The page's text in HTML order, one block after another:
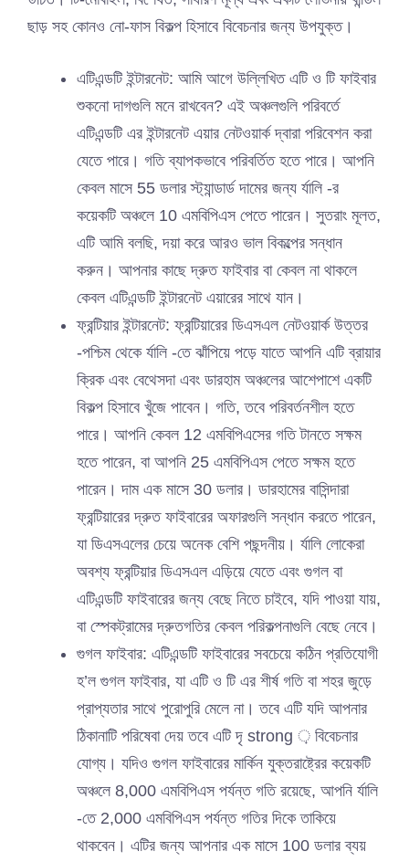
ছাড় সহ কোনও নো-ফাস বিকল্প হিসাবে বিবেচনার জন্য উপযুক্ত।
এটিএন্ডটি ইন্টারনেট: আমি আগে উল্লিখিত এটি ও টি ফাইবার
শুকনো দাগগুলি মনে রাখবেন? এই অঞ্চলগুলি পরিবর্তে
এটিএন্ডটি এর ইন্টারনেট এয়ার নেটওয়ার্ক দ্বারা পরিবেশন করা
যেতে পারে। গতি ব্যাপকভাবে পরিবর্তিত হতে পারে। আপনি
কেবল মাসে 55 ডলার স্ট্যান্ডার্ড দামের জন্য র্যালি -র
কয়েকটি অঞ্চলে 10 এমবিপিএস পেতে পারেন। সুতরাং মূলত,
এটি আমি বলছি, দয়া করে আরও ভাল বিকল্পের সন্ধান
করুন। আপনার কাছে দ্রুত ফাইবার বা কেবল না থাকলে
কেবল এটিএন্ডটি ইন্টারনেট এয়ারের সাথে যান।
ফ্রন্টিয়ার ইন্টারনেট: ফ্রন্টিয়ারের ডিএসএল নেটওয়ার্ক উত্তর
-পশ্চিম থেকে র্যালি -তে ঝাঁপিয়ে পড়ে যাতে আপনি এটি ব্রায়ার
ক্রিক এবং বেথেসদা এবং ডারহাম অঞ্চলের আশেপাশে একটি
বিকল্প হিসাবে খুঁজে পাবেন। গতি, তবে পরিবর্তনশীল হতে
পারে। আপনি কেবল 12 এমবিপিএসের গতি টানতে সক্ষম
হতে পারেন, বা আপনি 25 এমবিপিএস পেতে সক্ষম হতে
পারেন। দাম এক মাসে 30 ডলার। ডারহামের বাসিন্দারা
ফ্রন্টিয়ারের দ্রুত ফাইবারের অফারগুলি সন্ধান করতে পারেন,
যা ডিএসএলের চেয়ে অনেক বেশি পছন্দনীয়। র্যালি লোকেরা
অবশ্য ফ্রন্টিয়ার ডিএসএল এড়িয়ে যেতে এবং গুগল বা
এটিএন্ডটি ফাইবারের জন্য বেছে নিতে চাইবে, যদি পাওয়া যায়,
বা স্পেকট্রামের দ্রুতগতির কেবল পরিকল্পনাগুলি বেছে নেবে।
গুগল ফাইবার: এটিএন্ডটি ফাইবারের সবচেয়ে কঠিন প্রতিযোগী
হ’ল গুগল ফাইবার, যা এটি ও টি এর শীর্ষ গতি বা শহর জুড়ে
প্রাপ্যতার সাথে পুরোপুরি মেলে না। তবে এটি যদি আপনার
ঠিকানাটি পরিষেবা দেয় তবে এটি দৃ strong ় বিবেচনার
যোগ্য। যদিও গুগল ফাইবারের মার্কিন যুক্তরাষ্ট্রের কয়েকটি
অঞ্চলে 8,000 এমবিপিএস পর্যন্ত গতি রয়েছে, আপনি র্যালি
-তে 2,000 এমবিপিএস পর্যন্ত গতির দিকে তাকিয়ে
থাকবেন। এটির জন্য আপনার এক মাসে 100 ডলার ব্যয়